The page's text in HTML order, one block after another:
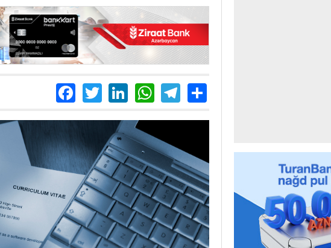
Facebook
TwitterLinkedIn
WhatsApp
Telegram
Share